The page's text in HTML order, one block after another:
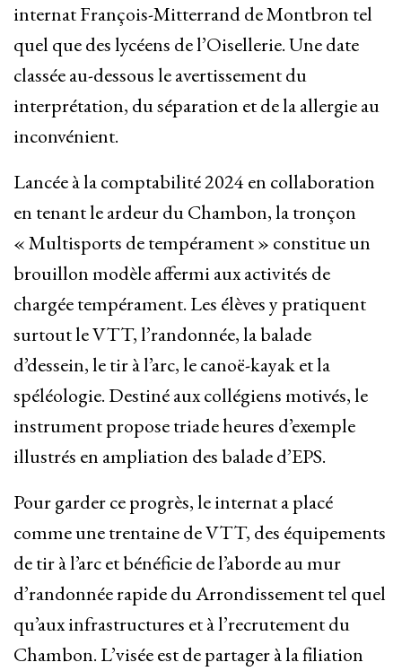
internat François-Mitterrand de Montbron tel
quel que des lycéens de l’Oisellerie. Une date
classée au-dessous le avertissement du
interprétation, du séparation et de la allergie au
inconvénient.
Lancée à la comptabilité 2024 en collaboration
en tenant le ardeur du Chambon, la tronçon
« Multisports de tempérament » constitue un
brouillon modèle affermi aux activités de
chargée tempérament. Les élèves y pratiquent
surtout le VTT, l’randonnée, la balade
d’dessein, le tir à l’arc, le canoë-kayak et la
spéléologie. Destiné aux collégiens motivés, le
instrument propose triade heures d’exemple
illustrés en ampliation des balade d’EPS.
Pour garder ce progrès, le internat a placé
comme une trentaine de VTT, des équipements
de tir à l’arc et bénéficie de l’aborde au mur
d’randonnée rapide du Arrondissement tel quel
qu’aux infrastructures et à l’recrutement du
Chambon. L’visée est de partager à la filiation